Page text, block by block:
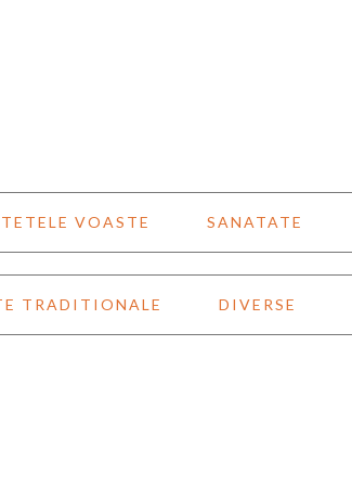
VOASTE SANATATE
TRADITIONALE DIVERSE